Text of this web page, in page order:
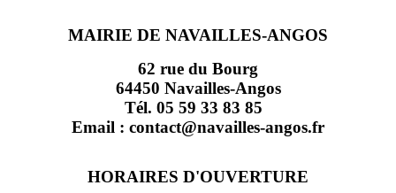
MAIRIE DE NAVAILLES-ANGOS
62 rue du Bourg
64450 Navailles-Angos
Tél. 05 59 33 83 85
Email : contact@navailles-angos.fr
HORAIRES D'OUVERTURE